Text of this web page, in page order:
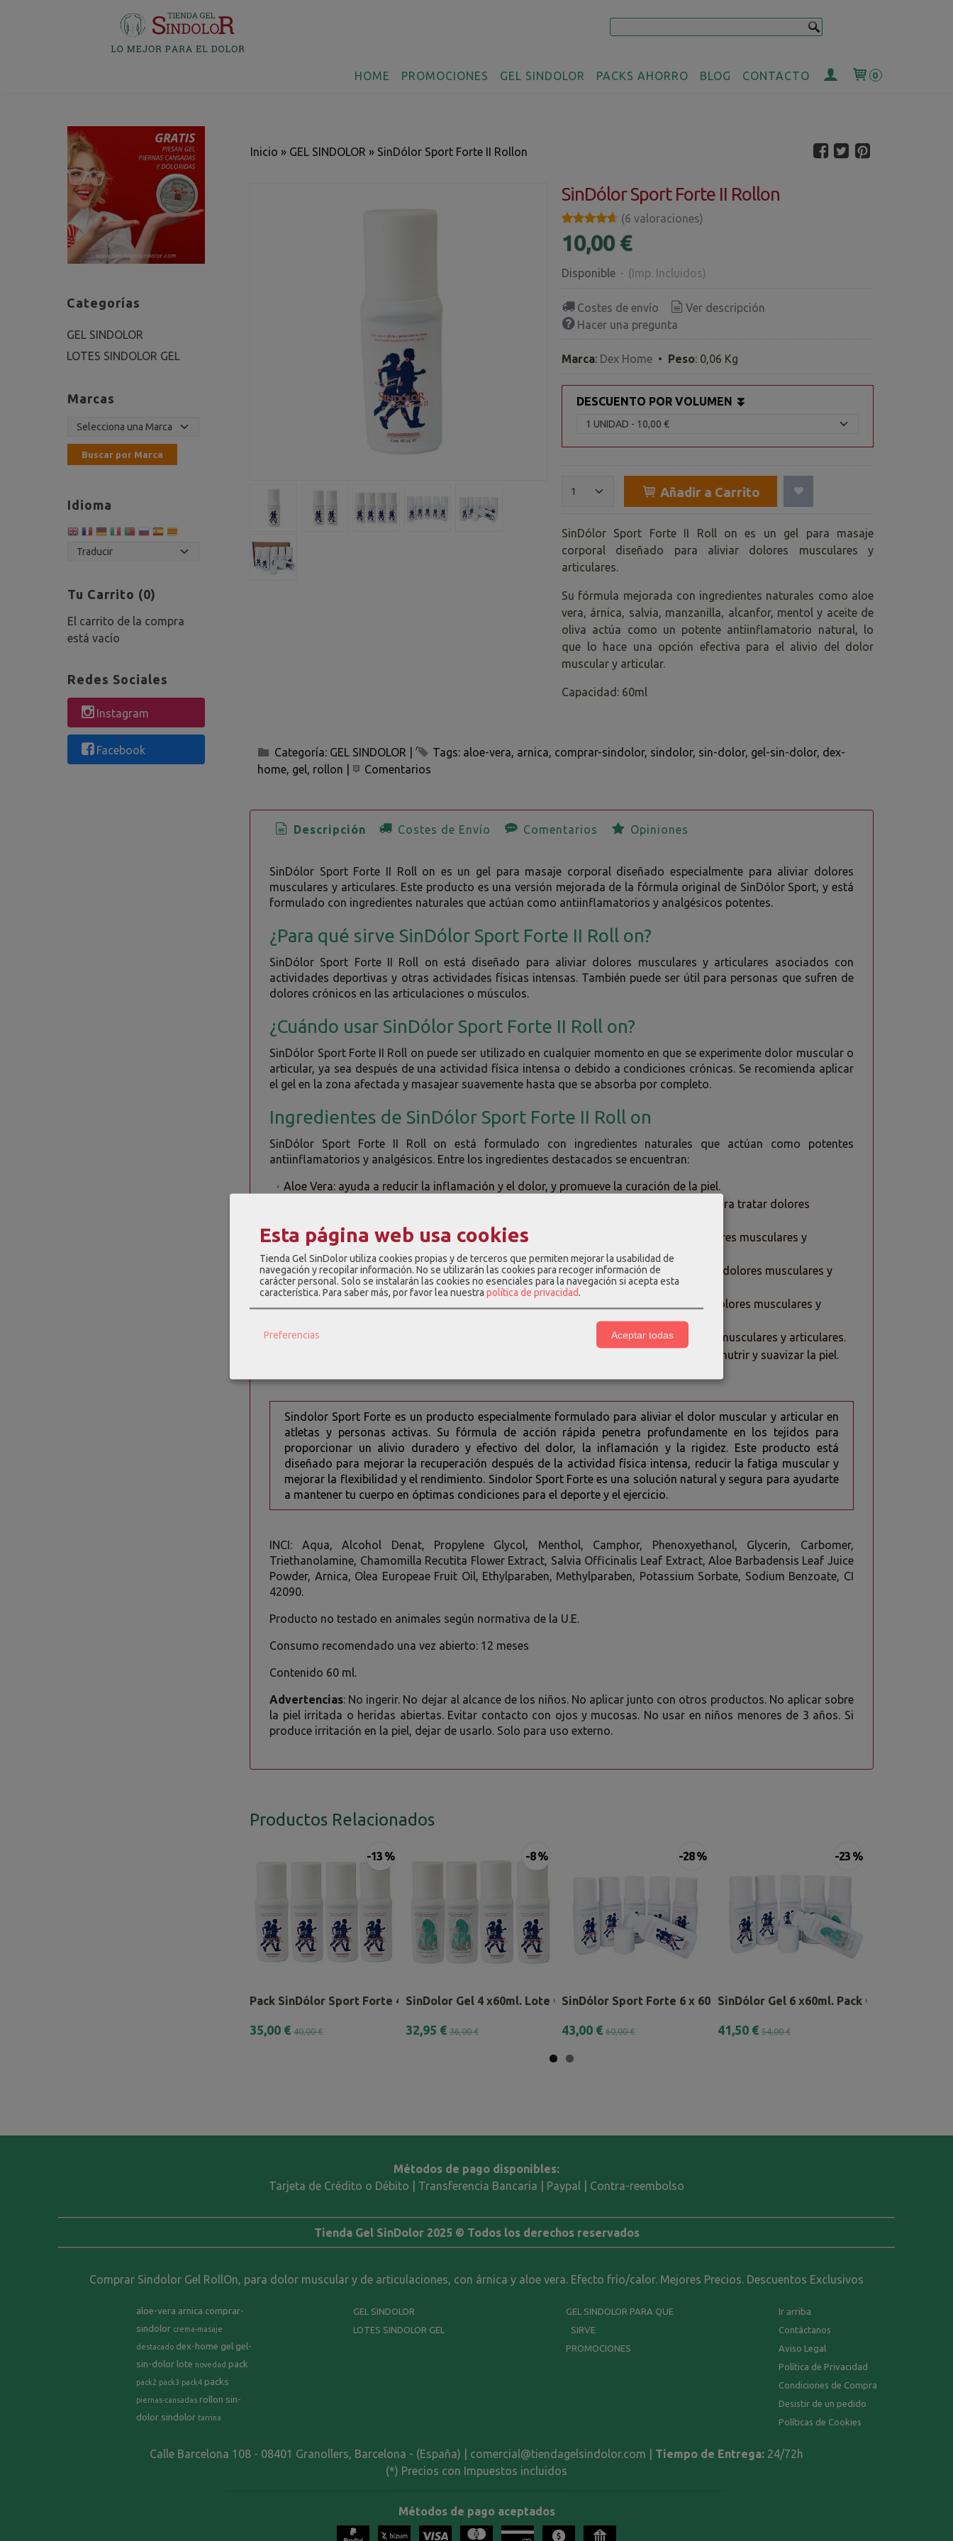
HOME PROMOCIONES GEL SINDOLOR PACKS AHORRO BLOG CONTACTO 0
Categorías
GEL SINDOLOR
LOTES SINDOLOR GEL
Marcas
Idioma
Tu Carrito (0)
El carrito de la compra
está vacío
Redes Sociales
Instagram
Facebook
Inicio » GEL SINDOLOR » SinDólor Sport Forte II Rollon
SinDólor Sport Forte II Rollon
★★★★★
★★★★★ (6 valoraciones)
10,00 €
Disponible - (Imp. Incluidos)
Costes de envío
Ver descripción
Hacer una pregunta
Marca: Dex Home • Peso: 0,06 Kg
DESCUENTO POR VOLUMEN ⏬
Añadir a Carrito
SinDólor Sport Forte II Roll on es un gel para masaje
corporal diseñado para aliviar dolores musculares y
articulares.
Su fórmula mejorada con ingredientes naturales como aloe
vera, árnica, salvia, manzanilla, alcanfor, mentol y aceite de
oliva actúa como un potente antiinflamatorio natural, lo
que lo hace una opción efectiva para el alivio del dolor
muscular y articular.
Capacidad: 60ml
Categoría: GEL SINDOLOR Tags: aloe-vera arnica comprar-sindolor sindolor sin-dolor gel-sin-dolor dex-
home gel rollon Comentarios
Descripción Costes de Envío Comentarios Opiniones
SinDólor Sport Forte II Roll on es un gel para masaje corporal diseñado especialmente para aliviar dolores
musculares y articulares. Este producto es una versión mejorada de la fórmula original de SinDólor Sport, y está
formulado con ingredientes naturales que actúan como antiinflamatorios y analgésicos potentes.
¿Para qué sirve SinDólor Sport Forte II Roll on?
SinDólor Sport Forte II Roll on está diseñado para aliviar dolores musculares y articulares asociados con
actividades deportivas y otras actividades físicas intensas. También puede ser útil para personas que sufren de
dolores crónicos en las articulaciones o músculos.
¿Cuándo usar SinDólor Sport Forte II Roll on?
SinDólor Sport Forte II Roll on puede ser utilizado en cualquier momento en que se experimente dolor muscular o
articular, ya sea después de una actividad física intensa o debido a condiciones crónicas. Se recomienda aplicar
el gel en la zona afectada y masajear suavemente hasta que se absorba por completo.
Ingredientes de SinDólor Sport Forte II Roll on
SinDólor Sport Forte II Roll on está formulado con ingredientes naturales que actúan como potentes
antiinflamatorios y analgésicos. Entre los ingredientes destacados se encuentran:
Aloe Vera: ayuda a reducir la inflamación y el dolor, y promueve la curación de la piel.
Árnica: tiene propiedades antiinflamatorias y analgésicas, y se utiliza comúnmente para tratar dolores
Salvia: tiene propiedades antiinflamatorias y analgésicas, y se utiliza para tratar dolores musculares y
articulares.
Manzanilla: tiene propiedades antiinflamatorias y analgésicas, y se utiliza para tratar dolores musculares y
articulares.
Alcanfor: tiene propiedades analgésicas y antiinflamatorias, y se utiliza para tratar dolores musculares y
Mentol: tiene propiedades analgésicas y refrescantes, y se utiliza para tratar dolores musculares y articulares.
Aceite de Oliva: tiene propiedades antiinflamatorias y antioxidantes, y se utiliza para nutrir y suavizar la piel.
Sindolor Sport Forte es un producto especialmente formulado para aliviar el dolor muscular y articular en
atletas y personas activas. Su fórmula de acción rápida penetra profundamente en los tejidos para
proporcionar un alivio duradero y efectivo del dolor, la inflamación y la rigidez. Este producto está
diseñado para mejorar la recuperación después de la actividad física intensa, reducir la fatiga muscular y
mejorar la flexibilidad y el rendimiento. Sindolor Sport Forte es una solución natural y segura para ayudarte
a mantener tu cuerpo en óptimas condiciones para el deporte y el ejercicio.
INCI: Aqua, Alcohol Denat, Propylene Glycol, Menthol, Camphor, Phenoxyethanol, Glycerin, Carbomer,
Triethanolamine, Chamomilla Recutita Flower Extract, Salvia Officinalis Leaf Extract, Aloe Barbadensis Leaf Juice
Powder, Arnica, Olea Europeae Fruit Oil, Ethylparaben, Methylparaben, Potassium Sorbate, Sodium Benzoate, CI
42090.
Producto no testado en animales según normativa de la U.E.
Consumo recomendado una vez abierto: 12 meses
Contenido 60 ml.
Advertencias: No ingerir. No dejar al alcance de los niños. No aplicar junto con otros productos. No aplicar sobre
la piel irritada o heridas abiertas. Evitar contacto con ojos y mucosas. No usar en niños menores de 3 años. Si
produce irritación en la piel, dejar de usarlo. Solo para uso externo.
Productos Relacionados
-13 %
Pack SinDólor Sport Forte 4 x 60ml.
35,00 € 40,00 €
-8 %
SinDolor Gel 4 x60ml. Lote Combinado
32,95 € 36,00 €
-28 %
SinDólor Sport Forte 6 x 60ml
43,00 € 60,00 €
-23 %
SinDólor Gel 6 x60ml. Pack Combinado
41,50 € 54,00 €
Métodos de pago disponibles:
Tarjeta de Crédito o Débito | Transferencia Bancaria | Paypal | Contra-reembolso
Tienda Gel SinDolor 2025 © Todos los derechos reservados
Comprar Sindolor Gel RollOn, para dolor muscular y de articulaciones, con árnica y aloe vera. Efecto frío/calor. Mejores Precios. Descuentos Exclusivos
aloe-vera arnica comprar-
sindolor crema-masaje
destacado dex-home gel gel-
sin-dolor lote novedad pack
pack2 pack3 pack4 packs
piernas-cansadas rollon sin-
dolor sindolor tarrina
GEL SINDOLOR
LOTES SINDOLOR GEL
GEL SINDOLOR PARA QUE
SIRVE
PROMOCIONES
Ir arriba
Contáctanos
Aviso Legal
Política de Privacidad
Condiciones de Compra
Desistir de un pedido
Políticas de Cookies
Calle Barcelona 108 - 08401 Granollers, Barcelona - (España) | comercial@tiendagelsindolor.com | Tiempo de Entrega: 24/72h
(*) Precios con Impuestos incluidos
Métodos de pago aceptados
Esta página web usa cookies
Tienda Gel SinDolor utiliza cookies propias y de terceros que permiten mejorar la usabilidad de
navegación y recopilar información. No se utilizarán las cookies para recoger información de
carácter personal. Solo se instalarán las cookies no esenciales para la navegación si acepta esta
característica. Para saber más, por favor lea nuestra política de privacidad.
Preferencias Aceptar todas